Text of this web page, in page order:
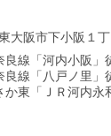
大阪市下小阪１
良線「河内小阪」
良線「八戸ノ里」
か東「ＪＲ河内永